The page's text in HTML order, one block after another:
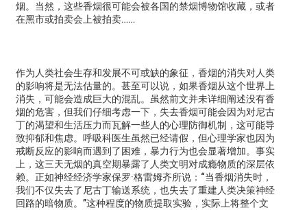
烟。当然，这些香烟很可能会被各国的禁烟博物馆收藏，或者
在黑市或拍卖会上被拍卖……
作为人类社会生存和发展不可或缺的象征，香烟的消失对人类
的影响将是无法估量的。甚至可以说，如果香烟从这个世界上
消失，可能会造成巨大的混乱。虽然前文并未详细阐述没有香
烟的危害，但我们仔细考虑一下，失去香烟可能会因为对尼古
丁的渴望和生活压力而瓦解一些人的心理防御机制，这可能导
致抑郁和焦虑。呼吸科医生虽然已经请假，但心理学家也因为
戒断反应的影响而遇到了困难，暴力行为也会显著增加。事实
上，这三天无烟的真空期暴露了人类文明对成瘾物质的深层依
赖。正如神经经济学家保罗·格雷姆齐所说：“当香烟消失时，
我们不仅失去了尼古丁输送系统，也失去了重建人类决策神经
回路的暗物质。”这种程度的物质提取实验，实际上将整个文